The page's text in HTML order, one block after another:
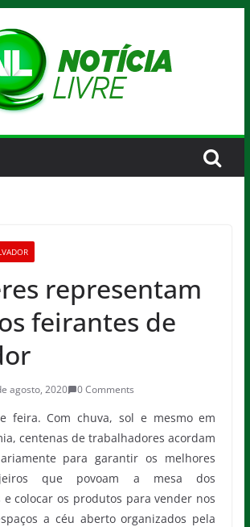
representam
feirantes de
agosto, 2020 0 Comments
feira. Com chuva, sol e mesmo em
centenas de trabalhadores acordam
para garantir os melhores
que povoam a mesa dos
e colocar os produtos para vender nos
a céu aberto organizados pela